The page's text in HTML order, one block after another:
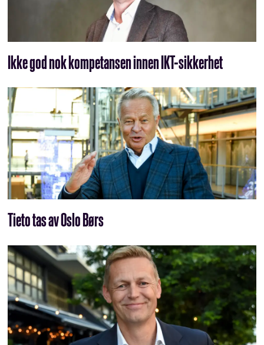
Ikke god nok kompetansen innen IKT-sikkerhet
Tieto tas av Oslo Børs